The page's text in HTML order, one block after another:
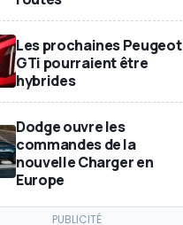
Les prochaines Peugeot
GTi pourraient être
hybrides
Dodge ouvre les
commandes de la
nouvelle Charger en
Europe